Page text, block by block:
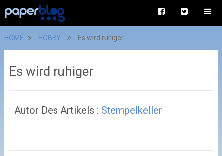
HOME HOBBY Es wird ruhiger
Es wird ruhiger
Autor Des Artikels : Stempelkeller